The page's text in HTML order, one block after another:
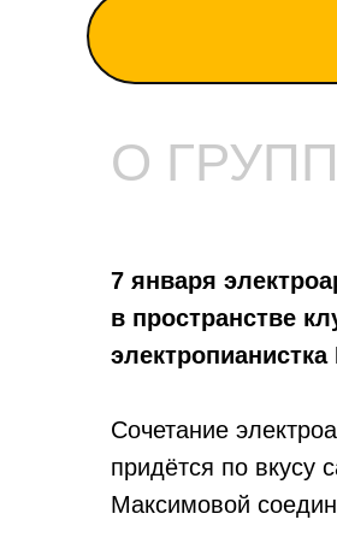
О
7 января
в пространстве
Сочетание
придётся по
Максимовой